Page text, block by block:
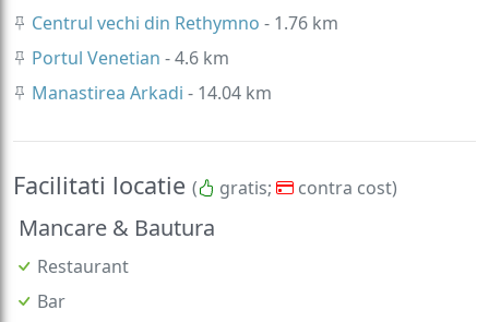
Centrul vechi din Rethymno - 1.76 km
Portul Venetian - 4.6 km
Manastirea Arkadi - 14.04 km
Facilitati locatie ( gratis; contra cost)
Mancare & Bautura
Restaurant
Bar